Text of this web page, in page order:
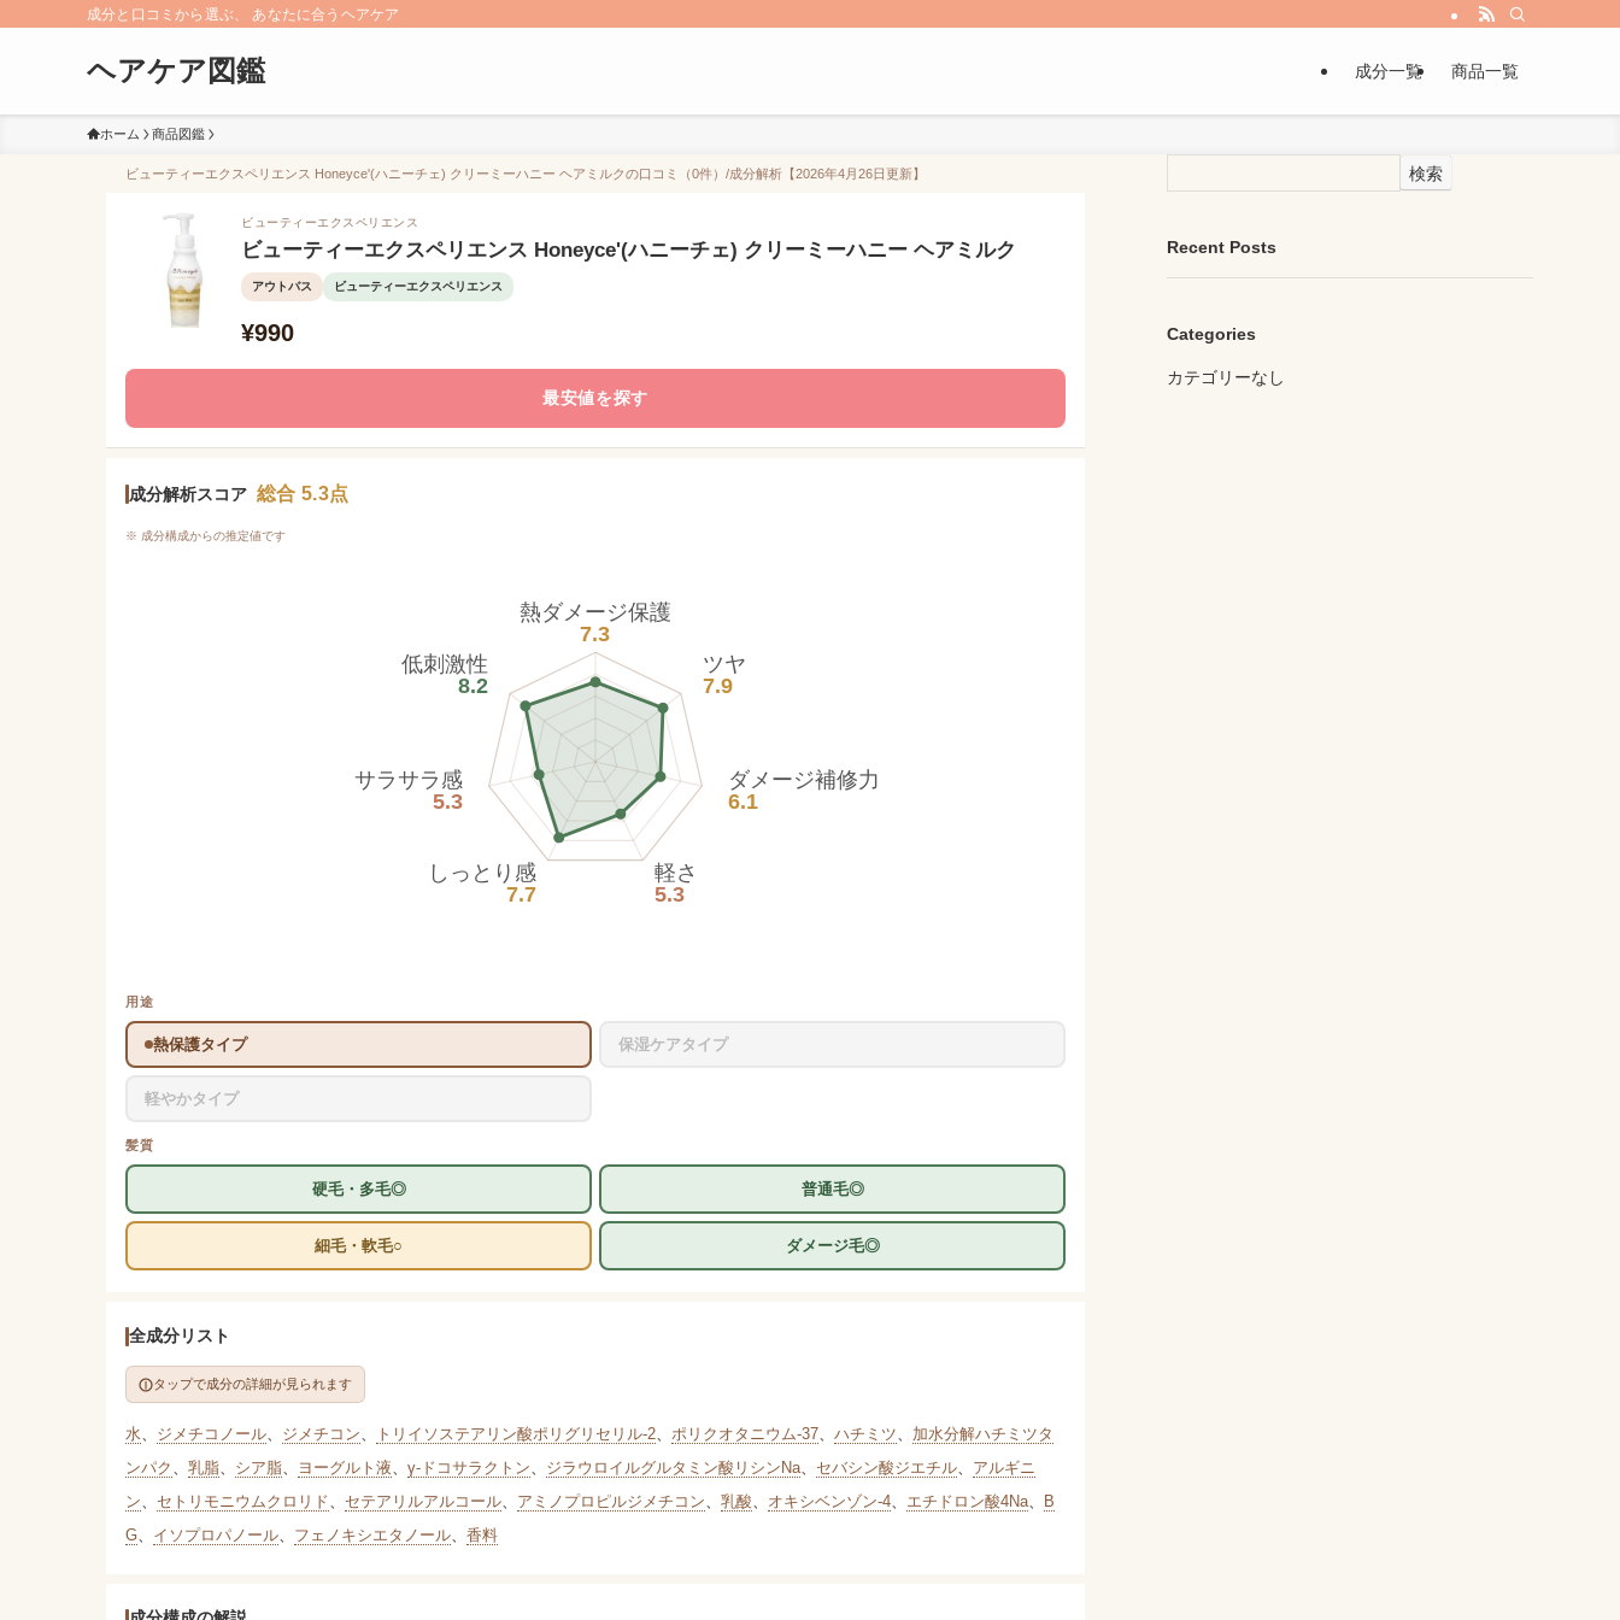
成分と口コミから選ぶ、 あなたに合うヘアケア
ヘアケア図鑑 成分一覧 商品一覧
ホーム 商品図鑑
ビューティーエクスペリエンス Honeyce'(ハニーチェ) クリーミーハニー ヘアミルクの口コミ（0件）/成分解析【2026年4月26日更新】
ビューティーエクスペリエンス
ビューティーエクスペリエンス Honeyce'(ハニーチェ) クリーミーハニー ヘアミルク
アウトバス ビューティーエクスペリエンス
¥990
最安値を探す
成分解析スコア 総合 5.3点
※ 成分構成からの推定値です
熱ダメージ保護
7.3
ツヤ
7.9
ダメージ補修力
6.1
軽さ
5.3
しっとり感
7.7
サラサラ感
5.3
低刺激性
8.2
用途
熱保護タイプ 保湿ケアタイプ
軽やかタイプ
髪質
硬毛・多毛◎ 普通毛◎
細毛・軟毛○ ダメージ毛◎
全成分リスト
タップで成分の詳細が見られます
水、 ジメチコノール、 ジメチコン、 トリイソステアリン酸ポリグリセリル-2、 ポリクオタニウム-37、 ハチミツ、 加水分解ハチミツタ
ンパク 、 乳脂、 シア脂、 ヨーグルト液、 γ-ドコサラクトン、 ジラウロイルグルタミン酸リシンNa、 セバシン酸ジエチル、 アルギニ
ン、 セトリモニウムクロリド、 セテアリルアルコール、 アミノプロピルジメチコン、 乳酸、 オキシベンゾン-4、 エチドロン酸4Na、
B
G、 イソプロパノール、 フェノキシエタノール、 香料
検索
Recent Posts
Categories
カテゴリーなし